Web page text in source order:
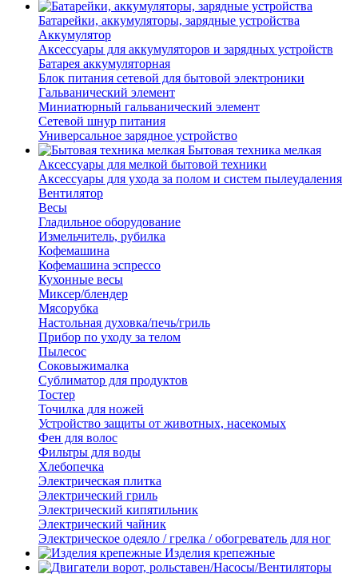
Батарейки, аккумуляторы, зарядные устройства
Аккумулятор
Аксессуары для аккумуляторов и зарядных устройств
Батарея аккумуляторная
Блок питания сетевой для бытовой электроники
Гальванический элемент
Миниатюрный гальванический элемент
Сетевой шнур питания
Универсальное зарядное устройство
Бытовая техника мелкая
Аксессуары для мелкой бытовой техники
Аксессуары для ухода за полом и систем пылеудаления
Вентилятор
Весы
Гладильное оборудование
Измельчитель, рубилка
Кофемашина
Кофемашина эспрессо
Кухонные весы
Миксер/блендер
Мясорубка
Настольная духовка/печь/гриль
Прибор по уходу за телом
Пылесос
Соковыжималка
Сублиматор для продуктов
Тостер
Точилка для ножей
Устройство защиты от животных, насекомых
Фен для волос
Фильтры для воды
Хлебопечка
Электрическая плитка
Электрический гриль
Электрический кипятильник
Электрический чайник
Электрическое одеяло / грелка / обогреватель для ног
Изделия крепежные